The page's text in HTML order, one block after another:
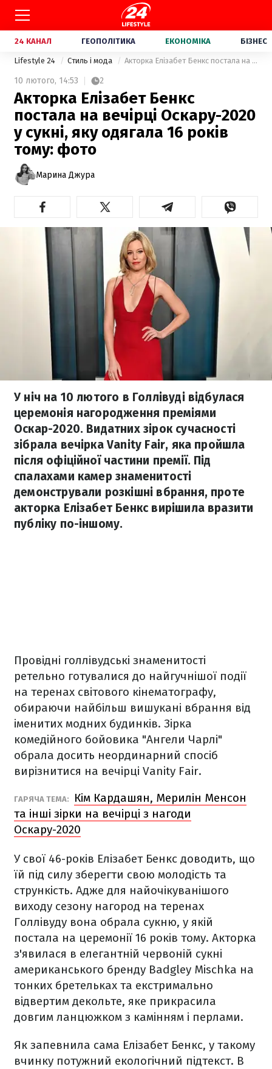
24 КАНАЛ ГЕОПОЛІТИКА ЕКОНОМІКА БІЗНЕС
Lifestyle 24 Стиль і мода Акторка Елізабет Бенкс постала на вечірці Оскару-2020 у сукні, яку одягала 16 років тому: фото
10 лютого, 14:53 2
Акторка Елізабет Бенкс
постала на вечірці Оскару-2020
у сукні, яку одягала 16 років
тому: фото
Марина Джура
У ніч на 10 лютого в Голлівуді відбулася
церемонія нагородження преміями
Оскар-2020. Видатних зірок сучасності
зібрала вечірка Vanity Fair, яка пройшла
після офіційної частини премії. Під
спалахами камер знаменитості
демонстрували розкішні вбрання, проте
акторка Елізабет Бенкс вирішила вразити
публіку по-іншому.
Провідні голлівудські знаменитості
ретельно готувалися до найгучнішої події
на теренах світового кінематографу,
обираючи найбільш вишукані вбрання від
іменитих модних будинків. Зірка
комедійного бойовика "Ангели Чарлі"
обрала досить неординарний спосіб
вирізнитися на вечірці Vanity Fair.
ГАРЯЧА ТЕМА:
Кім Кардашян, Мерилін Менсон
та інші зірки на вечірці з нагоди
Оскару-2020
У свої 46-років Елізабет Бенкс доводить, що
їй під силу зберегти свою молодість та
стрункість. Адже для найочікуванішого
виходу сезону нагород на теренах
Голлівуду вона обрала сукню, у якій
постала на церемонії 16 років тому. Акторка
з'явилася в елегантній червоній сукні
американського бренду Badgley Mischka на
тонких бретельках та екстримально
відвертим декольте, яке прикрасила
довгим ланцюжком з камінням і перлами.
Як запевнила сама Елізабет Бенкс, у такому
вчинку потужний екологічний підтекст. В